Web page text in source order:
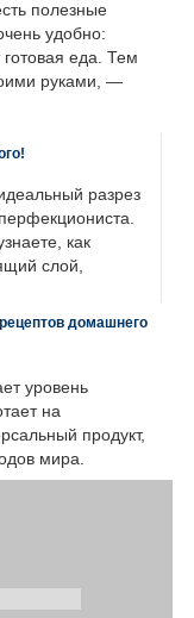
полезные
удобно:
готовая еда. Тем
руками, —
разрез
как
слой,
домашнего
уровень
на
продукт,
мира.